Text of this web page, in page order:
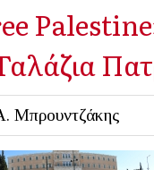
Μπρουντζάκης